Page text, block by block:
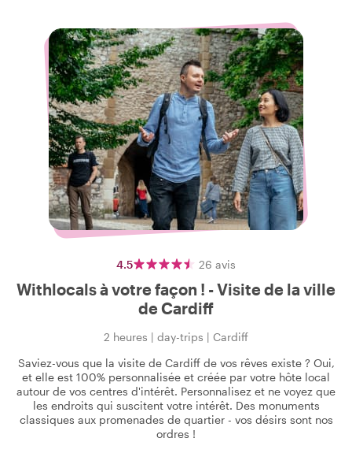
4.5 26 avis
Withlocals à votre façon ! - Visite de la ville
de Cardiff
2 heures | day-trips | Cardiff
Saviez-vous que la visite de Cardiff de vos rêves existe ? Oui,
et elle est 100% personnalisée et créée par votre hôte local
autour de vos centres d'intérêt. Personnalisez et ne voyez que
les endroits qui suscitent votre intérêt. Des monuments
classiques aux promenades de quartier - vos désirs sont nos
ordres !